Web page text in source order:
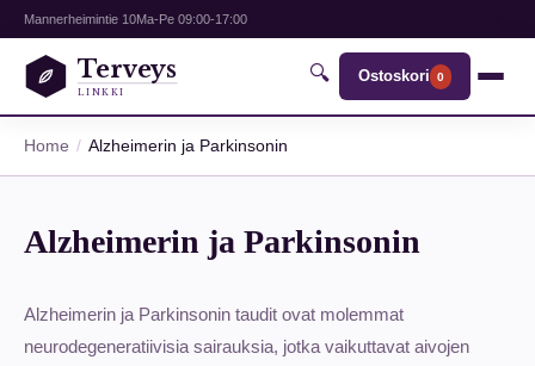
Mannerheimintie 10Ma-Pe 09:00-17:00
Terveys
LINKKI
🔍 Ostoskori 0
Home Alzheimerin ja Parkinsonin
Alzheimerin ja Parkinsonin
Alzheimerin ja Parkinsonin taudit ovat molemmat
neurodegeneratiivisia sairauksia, jotka vaikuttavat aivojen